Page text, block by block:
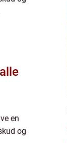
en
og